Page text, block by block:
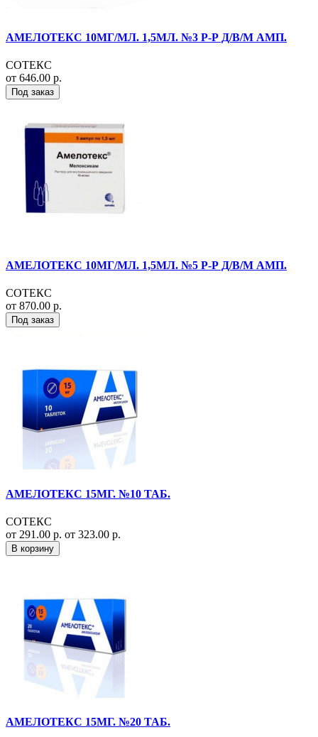
АМЕЛОТЕКС 10МГ/МЛ. 1,5МЛ. №3 Р-Р Д/В/М АМП.
СОТЕКС
от 646.00 р.
Под заказ
АМЕЛОТЕКС 10МГ/МЛ. 1,5МЛ. №5 Р-Р Д/В/М АМП.
СОТЕКС
от 870.00 р.
Под заказ
АМЕЛОТЕКС 15МГ. №10 ТАБ.
СОТЕКС
от 291.00 р. от 323.00 р.
В корзину
АМЕЛОТЕКС 15МГ. №20 ТАБ.